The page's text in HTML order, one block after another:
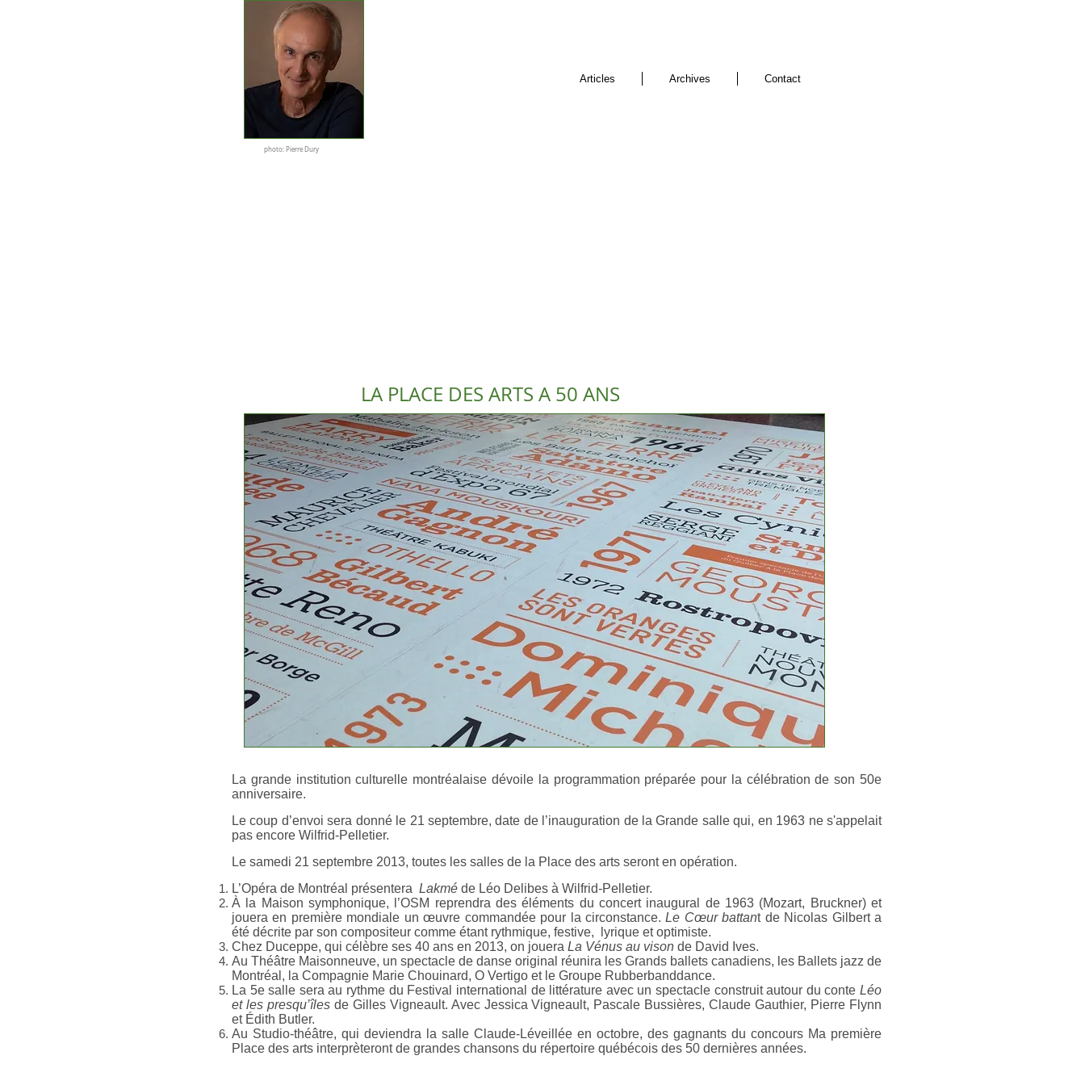
Articles Archives Contact
photo: Pierre Dury
LA PLACE DES ARTS A 50 ANS
La grande institution culturelle montréalaise dévoile la programmation préparée pour la célébration de son 50e
anniversaire.
Le coup d’envoi sera donné le 21 septembre, date de l’inauguration de la Grande salle qui, en 1963 ne s'appelait
pas encore Wilfrid-Pelletier.
Le samedi 21 septembre 2013, toutes les salles de la Place des arts seront en opération.
L’Opéra de Montréal présentera Lakmé de Léo Delibes à Wilfrid-Pelletier.
À la Maison symphonique, l’OSM reprendra des éléments du concert inaugural de 1963 (Mozart, Bruckner) et
jouera en première mondiale un œuvre commandée pour la circonstance.Le Cœur battant de Nicolas Gilbert a
été décrite par son compositeur comme étant rythmique, festive, lyrique et optimiste.
Chez Duceppe, qui célèbre ses 40 ans en 2013, on jouera La Vénus au vison de David Ives.
Au Théâtre Maisonneuve, un spectacle de danse original réunira les Grands ballets canadiens, les Ballets jazz de
Montréal, la Compagnie Marie Chouinard, O Vertigo et le Groupe Rubberbanddance.
La 5e salle sera au rythme du Festival international de littérature avec un spectacle construit autour du conte Léo
et les presqu’îles de Gilles Vigneault. Avec Jessica Vigneault, Pascale Bussières, Claude Gauthier, Pierre Flynn
et Édith Butler.
Au Studio-théâtre, qui deviendra la salle Claude-Léveillée en octobre, des gagnants du concours Ma première
Place des arts interprèteront de grandes chansons du répertoire québécois des 50 dernières années.